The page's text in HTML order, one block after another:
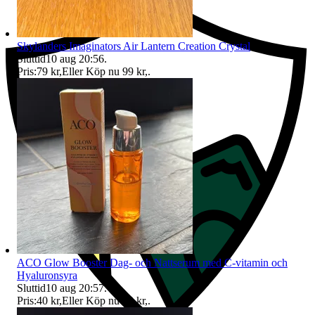
Skylanders Imaginators Air Lantern Creation Crystal
Sluttid10 aug 20:56.
Pris:79 kr,Eller Köp nu 99 kr,.
ACO Glow Booster Dag- och Nattserum med C-vitamin och
Hyaluronsyra
Sluttid10 aug 20:57.
Pris:40 kr,Eller Köp nu 50 kr,.